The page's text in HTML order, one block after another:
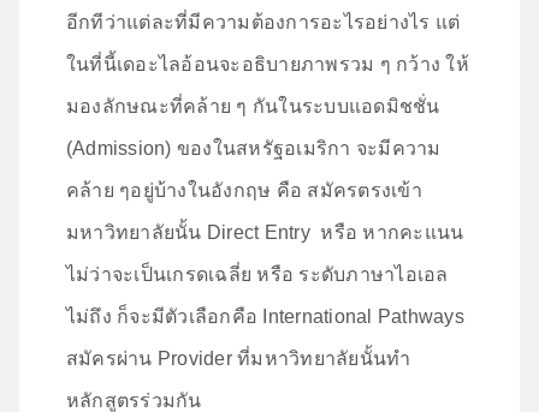
อีกทีว่าแต่ละที่มีความต้องการอะไรอย่างไร แต่
ในที่นี้เดอะไลอ้อนจะอธิบายภาพรวม ๆ กว้าง ให้
มองลักษณะที่คล้าย ๆ กันในระบบแอดมิชชั่น
(Admission) ของในสหรัฐอเมริกา จะมีความ
คล้าย ๆอยู่บ้างในอังกฤษ คือ สมัครตรงเข้า
มหาวิทยาลัยนั้น Direct Entry หรือ หากคะแนน
ไม่ว่าจะเป็นเกรดเฉลี่ย หรือ ระดับภาษาไอเอล
ไม่ถึง ก็จะมีตัวเลือกคือ International Pathways
สมัครผ่าน Provider ที่มหาวิทยาลัยนั้นทำ
หลักสูตรร่วมกัน